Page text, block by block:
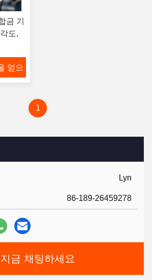
Lyn
86-189-26459278
지금 채팅하세요
금 기
도,
얻으
1